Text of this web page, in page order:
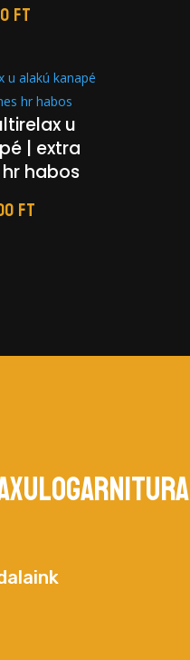
Ft
u
| extra
habos
Ft